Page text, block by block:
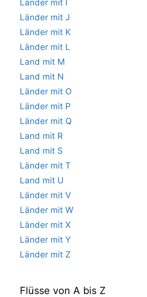
Länder mit I
Länder mit J
Länder mit K
Länder mit L
Land mit M
Land mit N
Länder mit O
Länder mit P
Länder mit Q
Land mit R
Land mit S
Länder mit T
Land mit U
Länder mit V
Länder mit W
Länder mit X
Länder mit Y
Länder mit Z
Flüsse von A bis Z